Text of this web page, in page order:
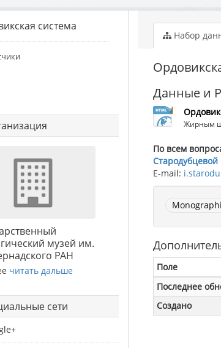
Набор
Данные и
Жирным
По всем
E-mail:
Поле
Последнее
Создано
система
музей им.
РАН
читать дальше
сети